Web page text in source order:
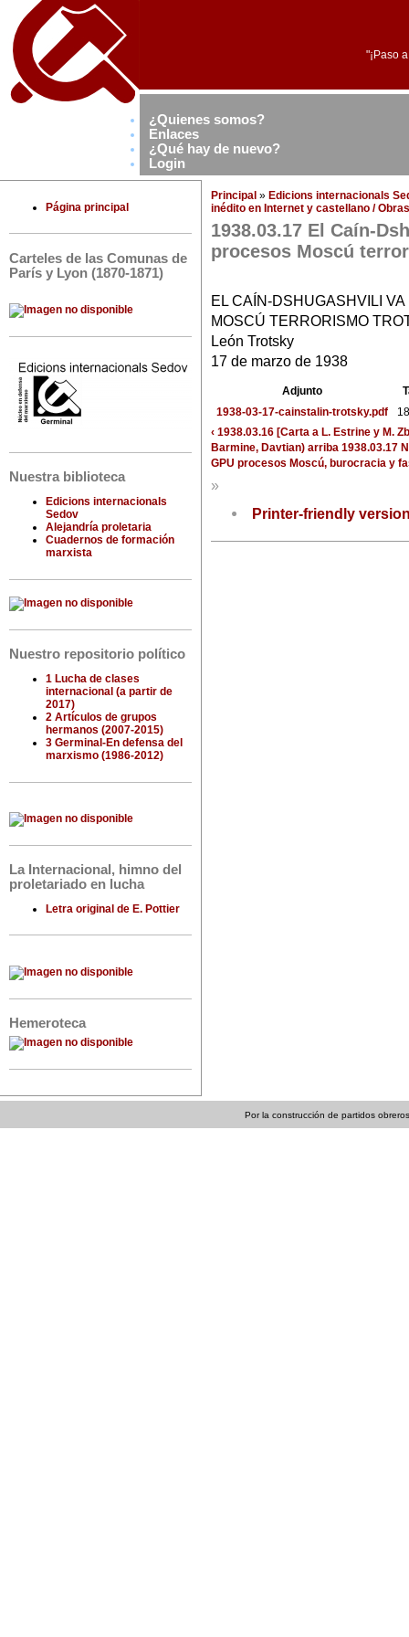
"¡Paso
¿Quienes somos?
Enlaces
¿Qué hay de nuevo?
Login
Página principal
Carteles de las Comunas de
París y Lyon (1870-1871)
Nuestra biblioteca
Edicions internacionals
Sedov
Alejandría proletaria
Cuadernos de formación
marxista
Nuestro repositorio político
1 Lucha de clases
internacional (a partir de
2017)
2 Artículos de grupos
hermanos (2007-2015)
3 Germinal-En defensa del
marxismo (1986-2012)
La Internacional, himno del
proletariado en lucha
Letra original de E. Pottier
Hemeroteca
Principal » Edicions internacionals
inédito en Internet y castellano /
1938.03.17 El Caín-
procesos Moscú
EL CAÍN-DSHUGASHVILI
MOSCÚ TERRORISMO
León Trotsky
17 de marzo de 1938
Adjunto
1938-03-17-cainstalin-trotsky.pdf
‹ 1938.03.16 [Carta a L. Estrine y M.
Barmine, Davtian) arriba 1938.03.17
GPU procesos Moscú, burocracia y
»
Printer-friendly
Por la construcción de partidos